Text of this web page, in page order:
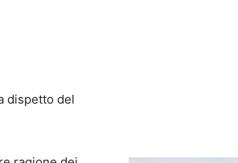
dispetto del